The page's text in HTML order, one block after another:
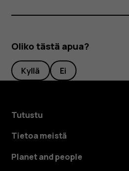
Oliko tästä apua?
Kyllä Ei
Tutustu
Tietoa meistä
Planet and people